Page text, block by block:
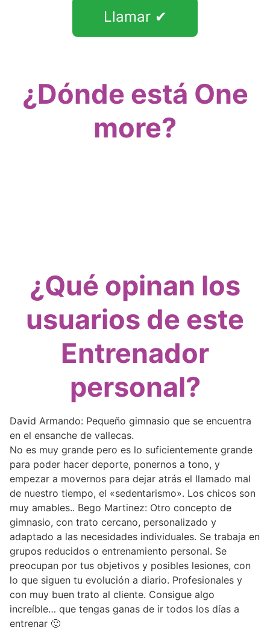
Llamar ✔
¿Dónde está One
more?
¿Qué opinan los
usuarios de este
Entrenador
personal?
David Armando: Pequeño gimnasio que se encuentra
en el ensanche de vallecas.
No es muy grande pero es lo suficientemente grande
para poder hacer deporte, ponernos a tono, y
empezar a movernos para dejar atrás el llamado mal
de nuestro tiempo, el «sedentarismo». Los chicos son
muy amables.. Bego Martinez: Otro concepto de
gimnasio, con trato cercano, personalizado y
adaptado a las necesidades individuales. Se trabaja en
grupos reducidos o entrenamiento personal. Se
preocupan por tus objetivos y posibles lesiones, con
lo que siguen tu evolución a diario. Profesionales y
con muy buen trato al cliente. Consigue algo
increíble… que tengas ganas de ir todos los días a
entrenar 🙂